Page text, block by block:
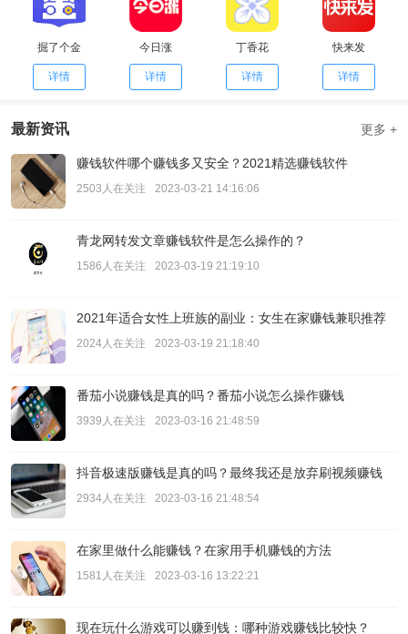
掘了个金
详情
今日涨
详情
丁香花
详情
快来发
详情
最新资讯 更多 +
赚钱软件哪个赚钱多又安全？2021精选赚钱软件
2503人在关注 2023-03-21 14:16:06
青龙网转发文章赚钱软件是怎么操作的？
1586人在关注 2023-03-19 21:19:10
2021年适合女性上班族的副业：女生在家赚钱兼职推荐
2024人在关注 2023-03-19 21:18:40
番茄小说赚钱是真的吗？番茄小说怎么操作赚钱
3939人在关注 2023-03-16 21:48:59
抖音极速版赚钱是真的吗？最终我还是放弃刷视频赚钱
2934人在关注 2023-03-16 21:48:54
在家里做什么能赚钱？在家用手机赚钱的方法
1581人在关注 2023-03-16 13:22:21
现在玩什么游戏可以赚到钱：哪种游戏赚钱比较快？